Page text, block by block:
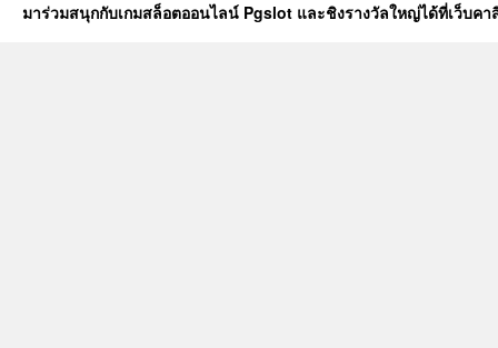
มาร่วมสนุกกับเกมสล็อตออนไลน์ Pgslot และชิงรางวัลใหญ่ได้ที่เว็บค